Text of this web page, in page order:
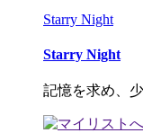
Starry Night
Starry Night
記憶を求め、